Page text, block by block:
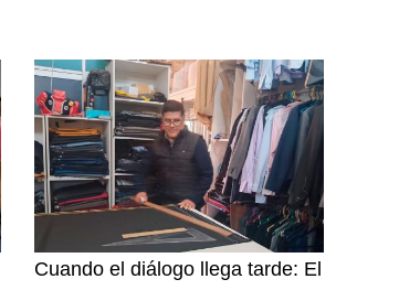
Cuando el diálogo llega tarde: El